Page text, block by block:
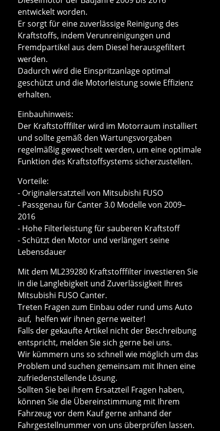
entwickelt worden.
Er sorgt für eine zuverlässige Reinigung des
Kraftstoffs, indem Verunreinigungen und
Fremdpartikel aus dem Diesel herausgefiltert
werden.
Dadurch wird die Einspritzanlage optimal
geschützt und die Motorleistung sowie Effizienz
erhalten.
Einbauhinweis:
Der Kraftstofffilter wird im Motorraum installiert
und sollte gemäß den Wartungsvorgaben
regelmäßig gewechselt werden, um eine optimale
Funktion des Kraftstoffsystems sicherzustellen.
Vorteile:
- Originalersatzteil von Mitsubishi FUSO
- Passgenau für Canter 3.0 Modelle von 2009–
2016
- Hohe Filterleistung für sauberen Kraftstoff
- Schützt den Motor und verlängert seine
Lebensdauer
Mit dem ML239280 Kraftstofffilter investieren Sie
in die Langlebigkeit und Zuverlässigkeit Ihres
Mitsubishi FUSO Canter.
Treten Fragen zum Einbau oder rund ums Auto
auf, helfen wir ihnen gerne weiter!
Falls der gekaufte Artikel nicht der Beschreibung
entspricht, melden Sie sich gerne bei uns.
Wir kümmern uns so schnell wie möglich um das
Problem und suchen gemeinsam mit Ihnen eine
zufriedenstellende Lösung.
Sollten Sie bei ihrem Ersatzteil Fragen haben,
können Sie die Übereinstimmung mit Ihrem
Fahrzeug vor dem Kauf gerne anhand der
Fahrgestellnummer von uns überprüfen lassen.